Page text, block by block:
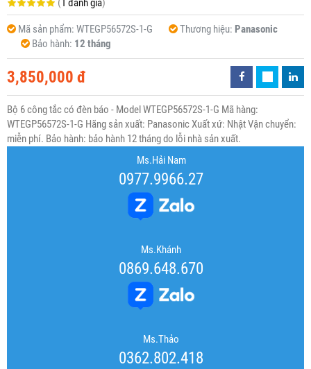
(1 đánh giá)
Mã sản phẩm: WTEGP56572S-1-G Thương hiệu: Panasonic
Bảo hành: 12 tháng
3,850,000 đ
Bộ 6 công tắc có đèn báo - Model WTEGP56572S-1-G Mã hàng:
WTEGP56572S-1-G Hãng sản xuất: Panasonic Xuất xứ: Nhật Vận chuyển:
miễn phí. Bảo hành: bảo hành 12 tháng do lỗi nhà sản xuất.
Ms.Hải Nam
0977.9966.27
Ms.Khánh
0869.648.670
Ms.Thảo
0362.802.418